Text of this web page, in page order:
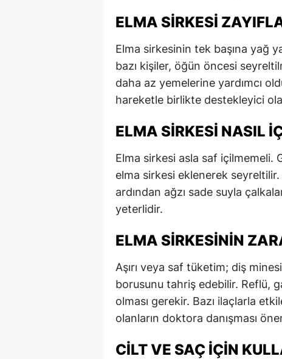
ELMA SIRKESI
Elma sirkesinin tek başına yağ
bazı kişiler, öğün öncesi
daha az yemelerine yardımcı
hareketle birlikte destekleyici
ELMA SIRKESI NASIL
Elma sirkesi asla saf içilmemeli.
elma sirkesi eklenerek
ardından ağzı sade suyla
yeterlidir.
ELMA SIRKESININ
Aşırı veya saf tüketim; diş
borusunu tahriş edebilir. Reflü,
olması gerekir. Bazı ilaçlarla
olanların doktora danışması
CILT VE SAÇ IÇIN